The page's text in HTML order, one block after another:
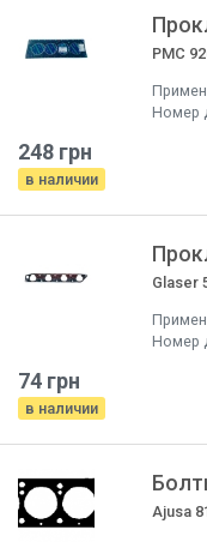
PMC
Номер
248 грн
в наличии
Glaser
Номер
74 грн
в наличии
Ajusa